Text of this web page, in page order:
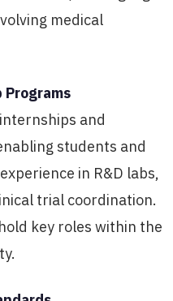
medical
and
students and
in R&D labs,
trial coordination.
key roles within the